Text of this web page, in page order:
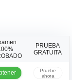
PRUEBA
GRATUITA
Pruebe
ahora